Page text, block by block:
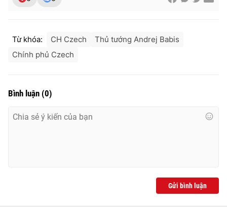
Từ khóa: CH Czech
Thủ tướng Andrej Babis
Chính phủ Czech
Bình luận (0)
Gửi bình luận